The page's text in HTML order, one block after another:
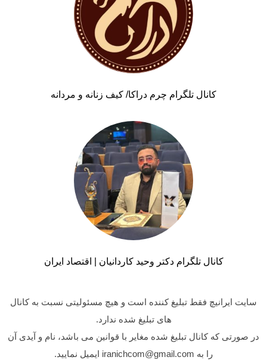
کانال تلگرام چرم دراکا/ کیف زنانه و مردانه
کانال تلگرام دکتر وحید کاردانیان | اقتصاد ایران
سایت ایرانیچ فقط تبلیغ کننده است و هیچ مسئولیتی نسبت به کانال
های تبلیغ شده ندارد.
در صورتی که کانال تبلیغ شده مغایر با قوانین می باشد، نام و آیدی آن
را به iranichcom@gmail.com ایمیل نمایید.